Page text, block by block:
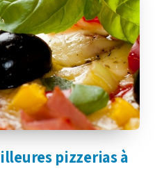
pizzerias à